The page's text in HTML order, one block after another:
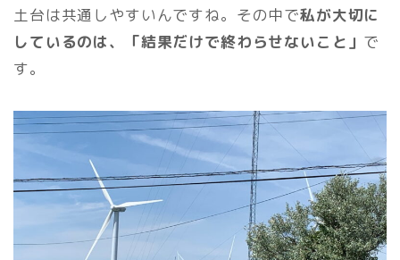
土台は共通しやすいんですね。その中で私が大切に
しているのは、「結果だけで終わらせないこと」 で
す。